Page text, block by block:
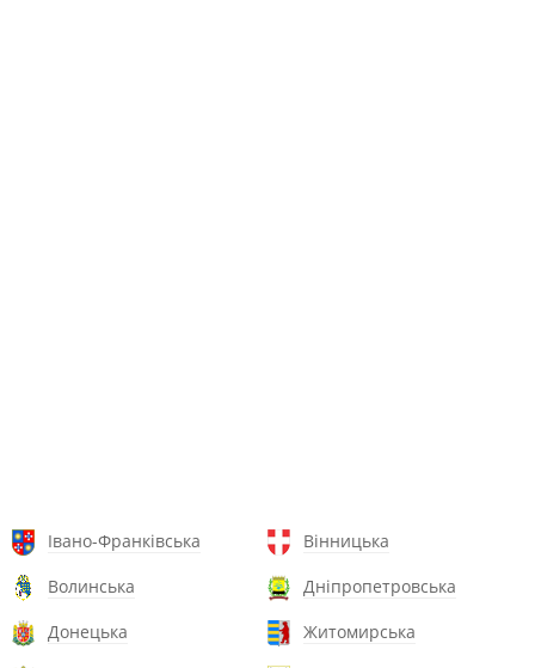
Івано-Франківська
Вінницька
Волинська
Дніпропетровська
Донецька
Житомирська